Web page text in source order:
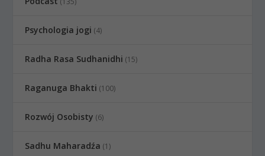
Psychologia jogi (4)
Radha Rasa Sudhanidhi (15)
Raganuga Bhakti (100)
Rozwój Osobisty (6)
Sadhu Maharadźa (1)